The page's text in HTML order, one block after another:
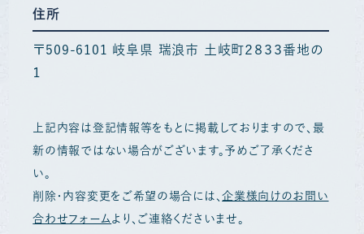
住所
〒509-6101 岐阜県 瑞浪市 土岐町２８３３番地の
１
上記内容は登記情報等をもとに掲載しておりますので、最
新の情報ではない場合がございます。予めご了承くださ
い。
削除・内容変更をご希望の場合には、企業様向けのお問い
合わせフォーム より、ご連絡くださいませ。